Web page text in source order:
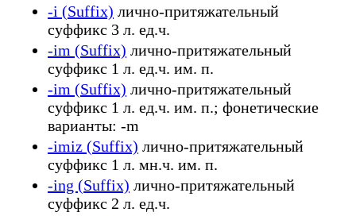
-i (Suffix) лично-притяжательный
суффикс 3 л. ед.ч.
-im (Suffix) лично-притяжательный
суффикс 1 л. ед.ч. им. п.
-im (Suffix) лично-притяжательный
суффикс 1 л. ед.ч. им. п.; фонетические
варианты: -m
-imiz (Suffix) лично-притяжательный
суффикс 1 л. мн.ч. им. п.
-ing (Suffix) лично-притяжательный
суффикс 2 л. ед.ч.